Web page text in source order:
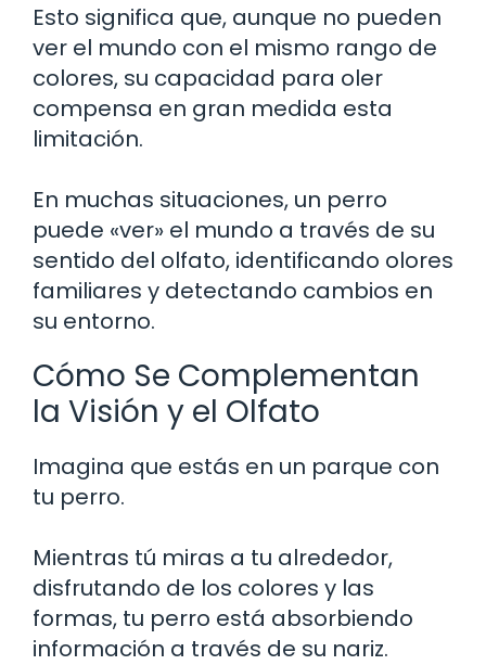
Esto significa que, aunque no pueden
ver el mundo con el mismo rango de
colores, su capacidad para oler
compensa en gran medida esta
limitación.
En muchas situaciones, un perro
puede «ver» el mundo a través de su
sentido del olfato, identificando olores
familiares y detectando cambios en
su entorno.
Cómo Se Complementan
la Visión y el Olfato
Imagina que estás en un parque con
tu perro.
Mientras tú miras a tu alrededor,
disfrutando de los colores y las
formas, tu perro está absorbiendo
información a través de su nariz.